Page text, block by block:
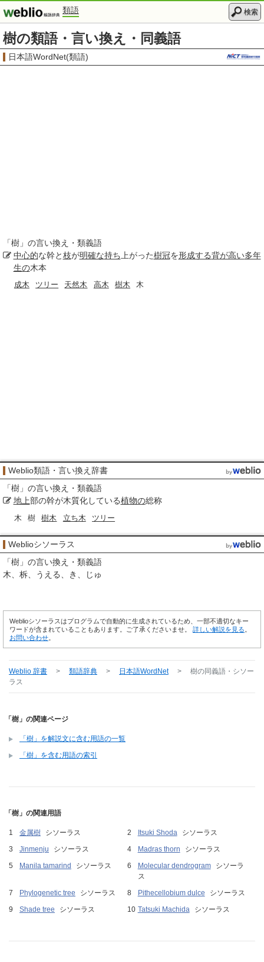
類語 検索
樹の類語・言い換え・同義語
日本語WordNet(類語)
「樹 」の言い換え・類義語
中心的な幹と枝が明確な持ち 上がった樹冠を形成する背が高い多年
生の木本
成木 ツリー 天然木 高木 樹木 木
Weblio類語・言い換え辞書
「樹 」の言い換え・類義語
地上部の幹が木質化している植物の総称
木 樹 樹木 立ち木 ツリー
Weblioシソーラス
「樹 」の言い換え・類義語
木
柝 うえる き じゅ
Weblioシソーラスはプログラムで自動的に生成されているため、一部不適切なキー
ワードが含まれていることもあります。ご了承くださいませ。 詳しい解説を見る
お問い合わせ
Weblio 辞書 > 類語辞典 > 日本語WordNet > 樹の同義語・シソー
ラス
「樹」の関連ページ
「樹」を解説文に含む用語の一覧
「樹」を含む用語の索引
「樹」の関連用語
金属樹 シソーラス Itsuki Shoda
シソーラス
Jinmenju
シソーラス Madras thorn
シソーラス
Manila tamarind
シソーラス Molecular dendrogram
シソーラ
ス
Phylogenetic tree
シソーラス Pithecellobium dulce
シソーラス
Shade tree
シソーラス Tatsuki Machida シソーラス